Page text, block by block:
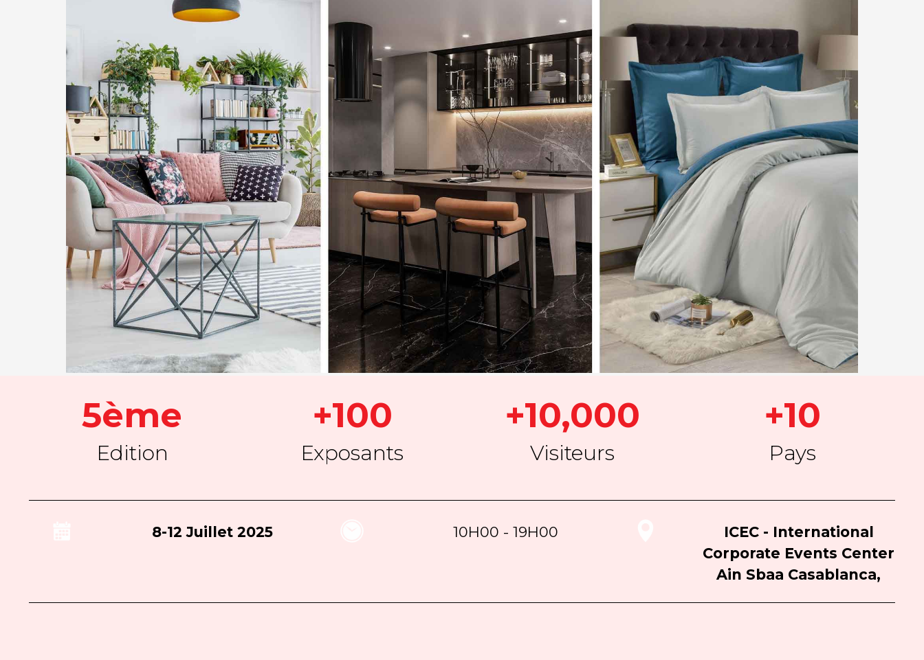
5ème
Edition
+100
Exposants
+10,000
Visiteurs
+10
Pays
8-12 Juillet 2025 10H00 - 19H00
ICEC - International
Corporate Events Center
Ain Sbaa Casablanca,